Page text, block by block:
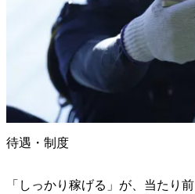
待遇・制度
「しっかり稼げる」が、当たり前